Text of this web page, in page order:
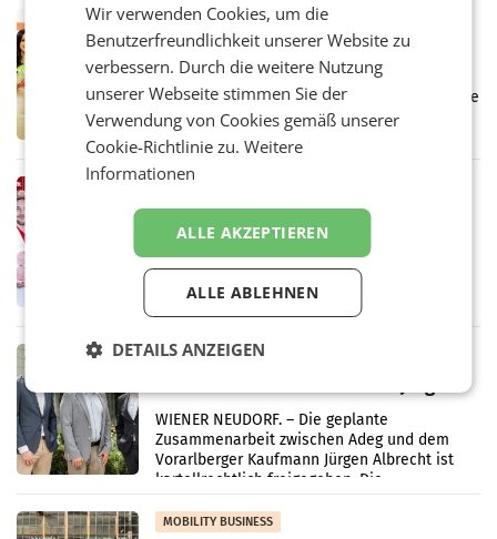
RETAIL
Eine Bühne für Zirkularität: ARA und
Müller informieren am POS über
Kreislauffähigkeit
Über den gesamten August hinweg rücken die
Altstoff Recycling Austria AG (ARA) und der
Handelskonzern Müller die Initiative
„Kreislauf-Helden“ in allen österreichischen
Müller-Filialen
Penny modernisiert zwei Filialen in
Ober- und Niederösterreich
WIENER NEUDORF. – Im Rahmen einer
laufenden Modernisierungsoffensive
erneuert Penny zwei Filialen in Nieder- und
Oberösterreich. Die beiden Standorte liegen
RETAIL
Albrecht setzt ab 1.1.2027 auf Adeg
WIENER NEUDORF. – Die geplante
Zusammenarbeit zwischen Adeg und dem
Vorarlberger Kaufmann Jürgen Albrecht ist
kartellrechtlich freigegeben: Die
Bundeswettbewerbsbehörde und der
Bundeskartellanwalt
MOBILITY BUSINESS
Wir verwenden Cookies, um die
Benutzerfreundlichkeit unserer Website zu
verbessern. Durch die weitere Nutzung
unserer Webseite stimmen Sie der
Verwendung von Cookies gemäß unserer
Cookie-Richtlinie zu.Weitere
Informationen
ALLE AKZEPTIEREN
ALLE ABLEHNEN
DETAILS ANZEIGEN